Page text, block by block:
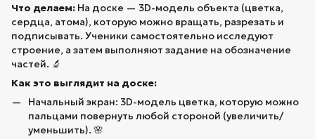
Что делаем: На доске — 3D-модель объекта (цветка,
сердца, атома), которую можно вращать, разрезать и
подписывать. Ученики самостоятельно исследуют
строение, а затем выполняют задание на обозначение
частей. 🔬
Как это выглядит на доске:
Начальный экран: 3D-модель цветка, которую можно
пальцами повернуть любой стороной (увеличить/
уменьшить). 🌸